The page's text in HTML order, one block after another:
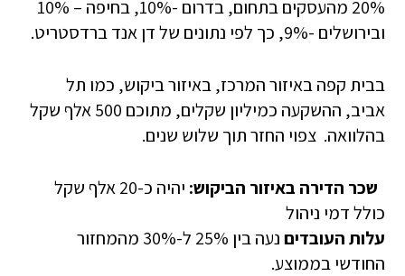
20% מהעסקים בתחום, בדרום -10%, בחיפה – 10%
ובירושלים -9%, כך לפי נתונים של דן אנד ברדסטריט.
בבית קפה באיזור המרכז, באיזור ביקוש, כמו תל
אביב, ההשקעה כמיליון שקלים, מתוכם 500 אלף שקל
בהלוואה. צפוי החזר תוך שלוש שנים.
שכר הדירה באיזור הביקוש:
יהיה כ-20 אלף שקל
כולל דמי ניהול
עלותהעובדים
נעה בין 25% ל-30% מהמחזור
החודשי בממוצע.